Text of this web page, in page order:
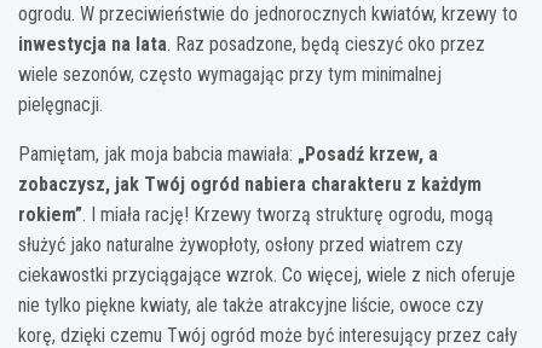
ogrodu. W przeciwieństwie do jednorocznych kwiatów, krzewy to
inwestycja na lata. Raz posadzone, będą cieszyć oko przez
wiele sezonów, często wymagając przy tym minimalnej
pielęgnacji.
Pamiętam, jak moja babcia mawiała: „Posadź krzew, a
zobaczysz, jak Twój ogród nabiera charakteru z każdym
rokiem”. I miała rację! Krzewy tworzą strukturę ogrodu, mogą
służyć jako naturalne żywopłoty, osłony przed wiatrem czy
ciekawostki przyciągające wzrok. Co więcej, wiele z nich oferuje
nie tylko piękne kwiaty, ale także atrakcyjne liście, owoce czy
korę, dzięki czemu Twój ogród może być interesujący przez cały